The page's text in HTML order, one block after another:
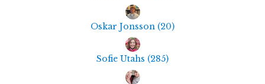
Oskar Jonsson (20)
Sofie Utahs (285)